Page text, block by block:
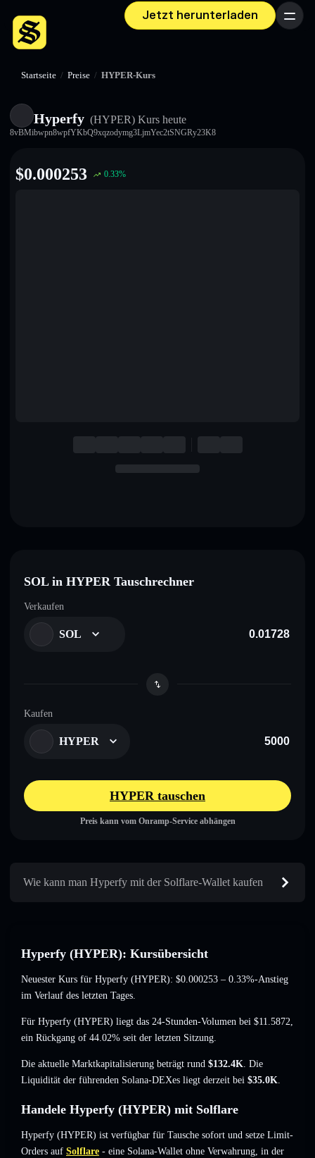
Jetzt herunterladen Menü
Startseite / Preise / HYPER-Kurs
Hyperfy (HYPER) Kurs heute
8vBMibwpn8wpfYKbQ9xqzodymg3LjmYec2tSNGRy23K8
$0.000253 0.33%
SOL in HYPER Tauschrechner
Verkaufen
SOL
Kaufen
HYPER
HYPER tauschen
Preis kann vom Onramp-Service abhängen
Wie kann man Hyperfy mit der Solflare-Wallet kaufen
Hyperfy (HYPER): Kursübersicht
Neuester Kurs für Hyperfy (HYPER): $0.000253 – 0.33%-Anstieg
im Verlauf des letzten Tages.
Für Hyperfy (HYPER) liegt das 24-Stunden-Volumen bei $11.5872,
ein Rückgang of 44.02% seit der letzten Sitzung.
Die aktuelle Marktkapitalisierung beträgt rund $132.4K. Die
Liquidität der führenden Solana-DEXes liegt derzeit bei $35.0K.
Handele Hyperfy (HYPER) mit Solflare
Hyperfy (HYPER) ist verfügbar für Tausche sofort und setze Limit-
Orders auf Solflare - eine Solana-Wallet ohne Verwahrung, in der